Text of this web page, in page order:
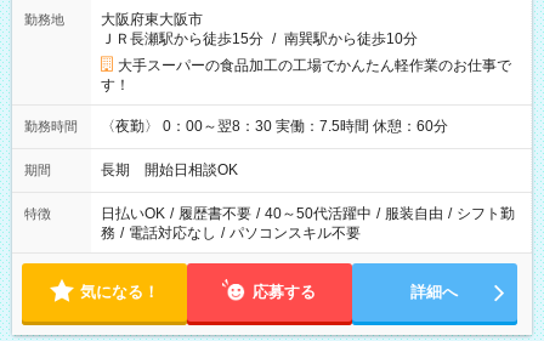
勤務地
大阪府東大阪市
ＪＲ長瀬駅から徒歩15分 / 南巽駅から徒歩10分
大手スーパーの食品加工の工場でかんたん軽作業のお仕事で
す！
勤務時間 〈夜勤〉 0：00～翌8：30 実働：7.5時間 休憩：60分
期間 長期 開始日相談OK
特徴 日払いOK / 履歴書不要 / 40～50代活躍中 / 服装自由 / シフト勤
務 / 電話対応なし / パソコンスキル不要
気になる！ 応募する 詳細へ